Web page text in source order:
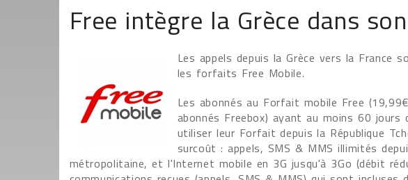
Free intègre la Grèce dans
Les appels depuis la Grèce vers la France
les forfaits Free Mobile.
Les abonnés au Forfait mobile Free
abonnés Freebox) ayant au moins 60 jours
utiliser leur Forfait depuis la République
surcoût : appels, SMS & MMS illimités
métropolitaine, et l'Internet mobile en 3G jusqu'à 3Go (débit